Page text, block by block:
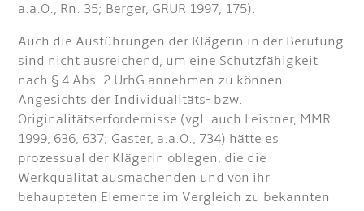
a.a.O., Rn. 35; Berger, GRUR 1997, 175).
Auch die Ausführungen der Klägerin in der Berufung
sind nicht ausreichend, um eine Schutzfähigkeit
nach § 4 Abs. 2 UrhG annehmen zu können.
Angesichts der Individualitäts- bzw.
Originalitätserfordernisse (vgl. auch Leistner, MMR
1999, 636, 637; Gaster, a.a.O., 734) hätte es
prozessual der Klägerin oblegen, die die
Werkqualität ausmachenden und von ihr
behaupteten Elemente im Vergleich zu bekannten